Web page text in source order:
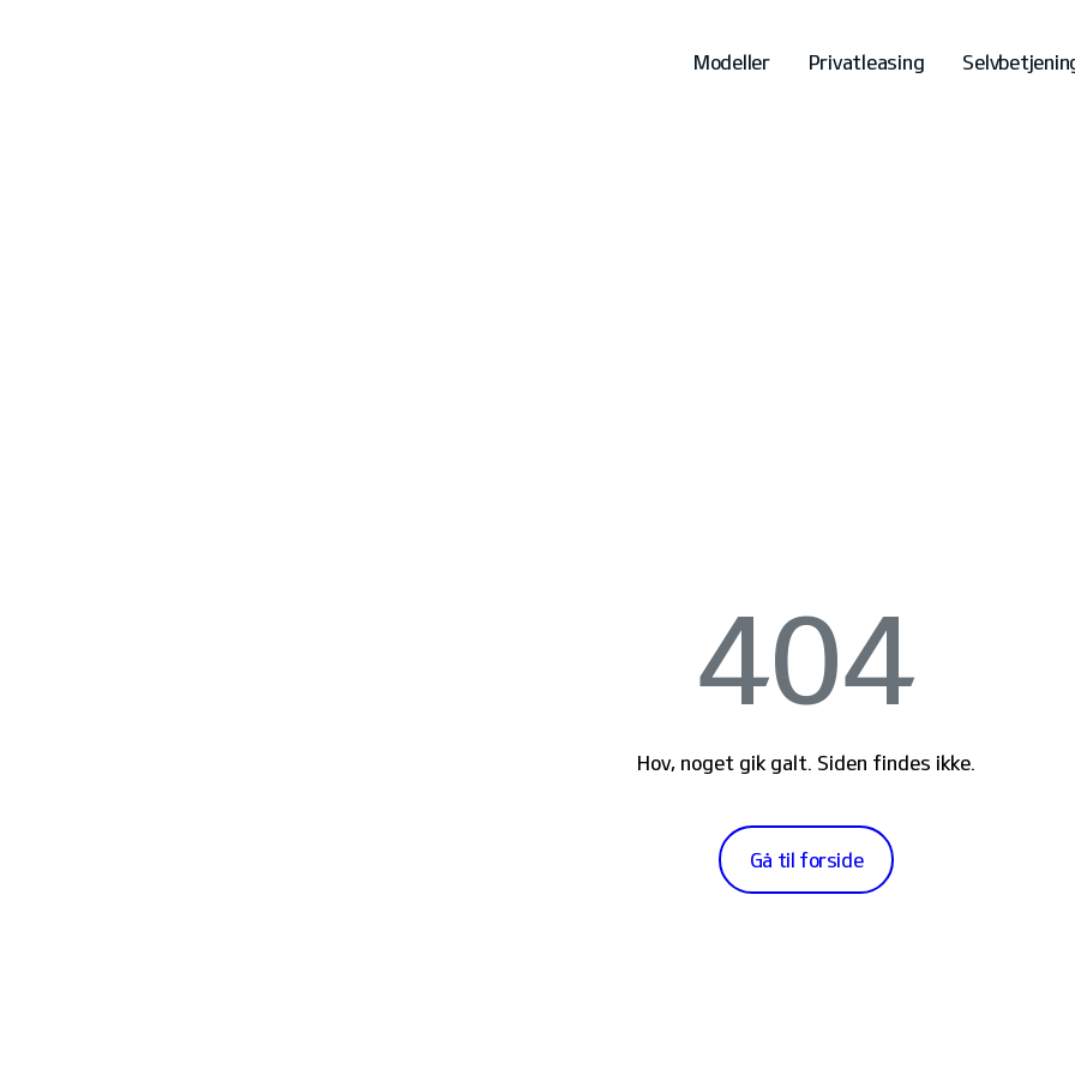
Modeller Privatleasing
404
Hov, noget gik galt. Siden findes ikke.
Gå til forside